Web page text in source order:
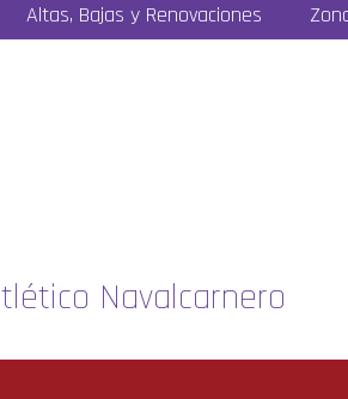
Altas, Bajas y Renovaciones
Navalcarnero